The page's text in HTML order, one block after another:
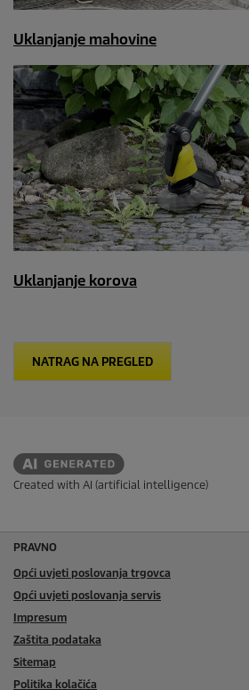
Uklanjanje mahovine
Uklanjanje korova
NATRAG NA PREGLED
Created with AI (artificial intelligence)
PRAVNO
Opći uvjeti poslovanja trgovca
Opći uvjeti poslovanja servis
Impresum
Zaštita podataka
Sitemap
Politika kolačića